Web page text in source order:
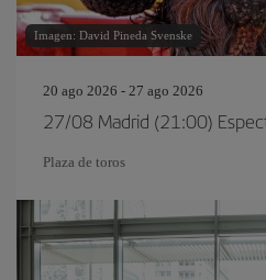
Imagen: David Pineda Svenske
20 ago 2026 - 27 ago 2026
27/08 Madrid (21:00)
Plaza de toros